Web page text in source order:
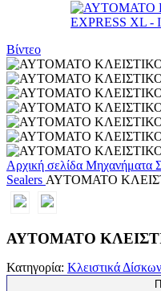
Βίντεο
Αρχική σελίδα Μηχανήματα
Sealers ΑΥΤΟΜΑΤΟ
ΑΥΤΟΜΑΤΟ
Κατηγορία: Κλειστικά